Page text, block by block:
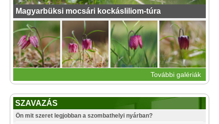
Magyarbüksi mocsári kockásliliom-túra
További galériák
SZAVAZÁS
Ön mit szeret legjobban a szombathelyi nyárban?